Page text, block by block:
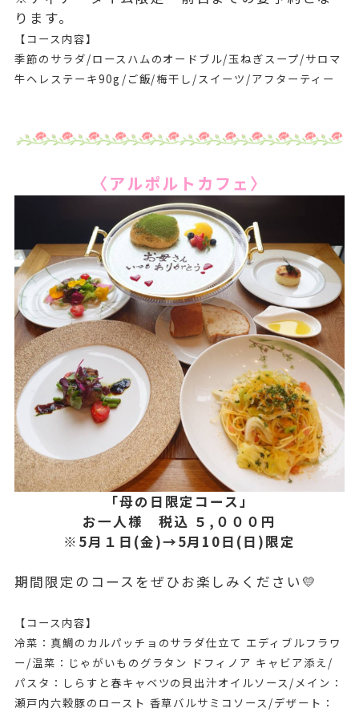
ります。
【コース内容】
季節のサラダ/ロースハムのオードブル/玉ねぎスープ/サロマ
牛ヘレステーキ90g/ご飯/梅干し/スイーツ/アフターティー
〈アルポルトカフェ〉
「母の日限定コース」
お一人様 税込 ５,０００円
※5月１日(金)→5月10日(日)限定
期間限定のコースをぜひお楽しみください💛
【コース内容】
冷菜：真鯛のカルパッチョのサラダ仕立て エディブルフラワ
ー/温菜：じゃがいものグラタン ドフィノア キャビア添え/
パスタ：しらすと春キャベツの貝出汁オイルソース/メイン：
瀬戸内六穀豚のロースト 香草バルサミコソース/デザート：